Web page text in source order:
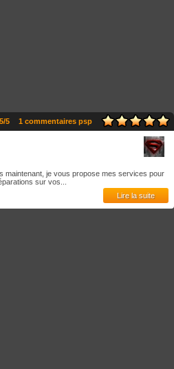
1 commentaires psp
5
maintenant, je vous propose mes services pour
sur vos...
Lire la suite